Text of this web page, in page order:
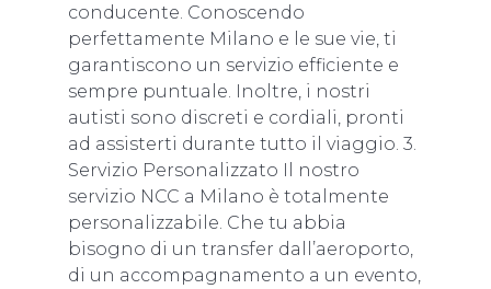
conducente. Conoscendo
perfettamente Milano e le sue vie, ti
garantiscono un servizio efficiente e
sempre puntuale. Inoltre, i nostri
autisti sono discreti e cordiali, pronti
ad assisterti durante tutto il viaggio. 3.
Servizio Personalizzato Il nostro
servizio NCC a Milano è totalmente
personalizzabile. Che tu abbia
bisogno di un transfer dall’aeroporto,
di un accompagnamento a un evento,